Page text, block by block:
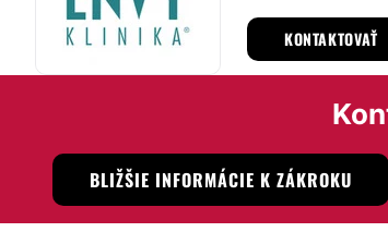
KONTAKTOVAŤ
BLIŽŠIE INFORMÁCIE K ZÁKROKU